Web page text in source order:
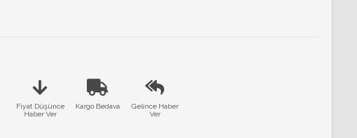
Fiyat Düşünce
Haber Ver
Kargo Bedava
Gelince Haber
Ver